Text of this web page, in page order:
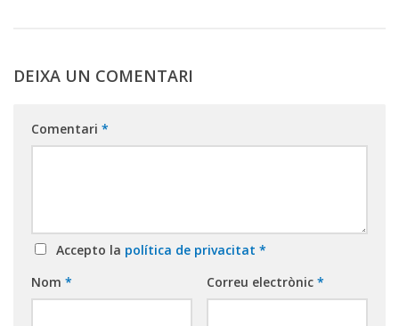
DEIXA UN COMENTARI
Comentari *
Accepto la política de privacitat *
Nom * Correu electrònic *